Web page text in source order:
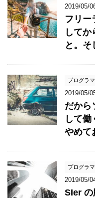
2019/05/
フリー
してか
と。そ
プログラ
2019/05/
だから
して
やめて
プログラ
2019/05/
SIer の